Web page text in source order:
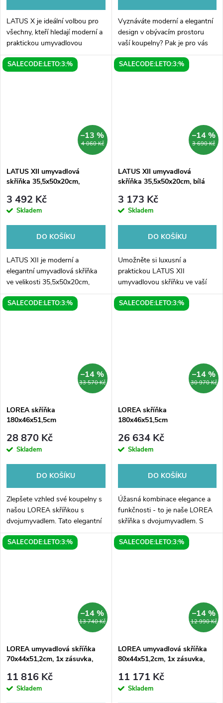
LATUS X je ideální volbou pro
všechny, kteří hledají moderní a
praktickou umyvadlovou
skříňku do své koupelny. S
rozměry 80x54,5x22cm a
Vyznáváte moderní a elegantní
design v obývacím prostoru
vaší koupelny? Pak je pro vás
skvělou volbou naše
umyvadlová skříňka LATUS X v
SALECODE:LETO:3:%
4 060 Kč
–13 %
LATUS XII umyvadlová
skříňka 35,5x50x20cm,
3 492 Kč
Skladem
DO KOŠÍKU
LATUS XII je moderní a
elegantní umyvadlová skříňka
ve velikosti 35,5x50x20cm,
která se stane skvělým
doplňkem pro Vaši koupelnu.
SALECODE:LETO:3:%
3 690 Kč
–14 %
LATUS XII umyvadlová
skříňka 35,5x50x20cm, bílá
3 173 Kč
Skladem
DO KOŠÍKU
Umožněte si luxusní a
praktickou LATUS XII
umyvadlovou skříňku ve vaší
koupelně. S rozměry
35,5x50x20cm v bílém
SALECODE:LETO:3:%
33 570 Kč
–14 %
LOREA skříňka
180x46x51,5cm
28 870 Kč
Skladem
DO KOŠÍKU
Zlepšete vzhled své koupelny s
našou LOREA skříňkou s
dvojumyvadlem. Tato elegantní
bílá matová skříňka o
rozměrech 181x46x51,5 cm
SALECODE:LETO:3:%
30 970 Kč
–14 %
LOREA skříňka
180x46x51,5cm
collingwood/černá mat
26 634 Kč
Skladem
DO KOŠÍKU
Úžasná kombinace elegance a
funkčnosti - to je naše LOREA
skříňka s dvojumyvadlem. S
touto skřínkou si ve své
koupelně přinesete luxus a
SALECODE:LETO:3:%
13 740 Kč
–14 %
LOREA umyvadlová skříňka
70x44x51,2cm, 1x zásuvka,
11 816 Kč
Skladem
SALECODE:LETO:3:%
12 990 Kč
–14 %
LOREA umyvadlová skříňka
80x44x51,2cm, 1x zásuvka,
11 171 Kč
Skladem